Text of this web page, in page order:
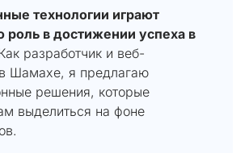
технологии играют
в достижении успеха в
разработчик и веб-
Шамахе, я предлагаю
решения, которые
выделиться на фоне